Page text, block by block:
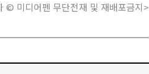
© 미디어펜 무단전재 및 재배포금지>